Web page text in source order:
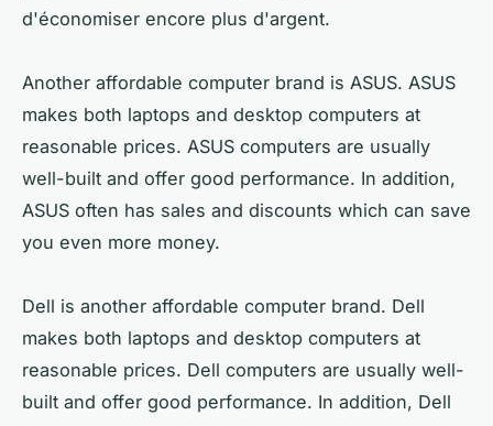
d'économiser encore plus d'argent.
Another affordable computer brand is ASUS. ASUS
makes both laptops and desktop computers at
reasonable prices. ASUS computers are usually
well-built and offer good performance. In addition,
ASUS often has sales and discounts which can save
you even more money.
Dell is another affordable computer brand. Dell
makes both laptops and desktop computers at
reasonable prices. Dell computers are usually well-
built and offer good performance. In addition, Dell